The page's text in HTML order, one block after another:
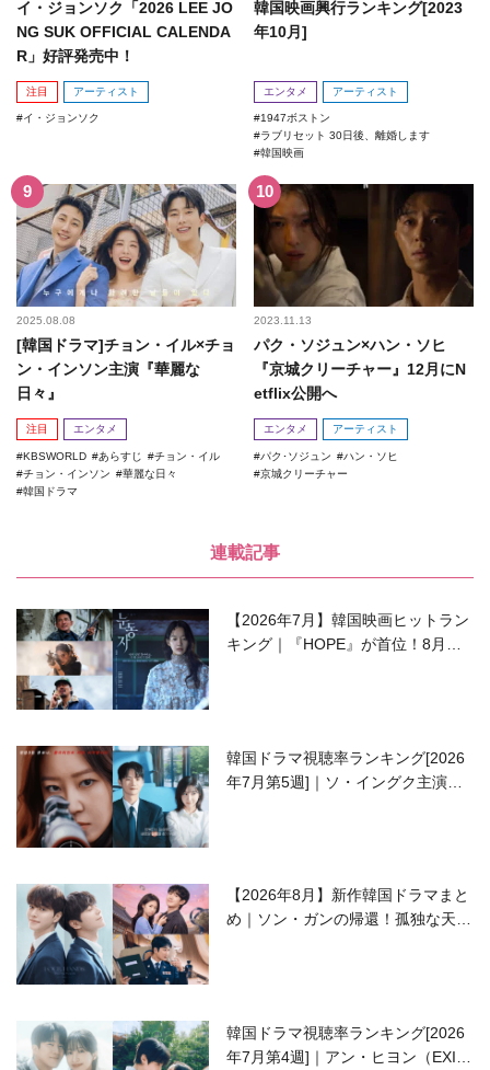
イ・ジョンソク「2026 LEE JO
NG SUK OFFICIAL CALENDA
R」好評発売中！
注目 アーティスト
イ・ジョンソク
韓国映画興行ランキング[2023
年10月]
エンタメ アーティスト
1947ボストン
ラブリセット 30日後、離婚します
韓国映画
2025.08.08
[韓国ドラマ]チョン・イル×チョ
ン・インソン主演『華麗な
日々』
注目 エンタメ
KBSWORLD あらすじ
チョン・イル
チョン・インソン
華麗な日々
韓国ドラマ
2023.11.13
パク・ソジュン×ハン・ソヒ
『京城クリーチャー』12月にN
etflix公開へ
エンタメ アーティスト
パク･ソジュン
ハン・ソヒ
京城クリーチャー
連載記事
【2026年7月】韓国映画ヒットラン
キング｜『HOPE』が首位！8月公
韓国ドラマ視聴率ランキング[2026
年7月第5週]｜ソ・イングク主演の
【2026年8月】新作韓国ドラマまと
め｜ソン・ガンの帰還！孤独な天才
韓国ドラマ視聴率ランキング[2026
年7月第4週]｜アン・ヒヨン（EXID